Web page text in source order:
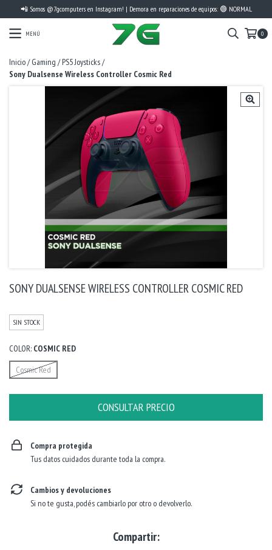
📲 Somos @7gcomputers en Instagram! | Demora en reparaciones de equipos: 🟢 NORMAL
MENÚ 0
Inicio/ Gaming / PS5 Joysticks/
Sony Dualsense Wireless Controller Cosmic Red
SONY DUALSENSE WIRELESS CONTROLLER COSMIC RED
SIN STOCK
COLOR: COSMIC RED
Cosmic Red
Compra protegida
Tus datos cuidados durante toda la compra.
Cambios y devoluciones
Si no te gusta, podés cambiarlo por otro o devolverlo.
Compartir: